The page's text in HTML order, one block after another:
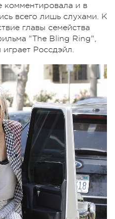
комментировала и в
всего лишь слухами. К
главы семейства
"The Bling Ring",
Россдэйл.